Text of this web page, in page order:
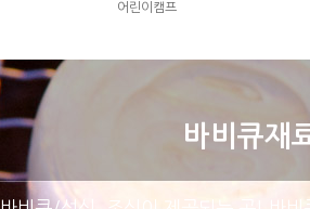
어린이캠프
바비큐재